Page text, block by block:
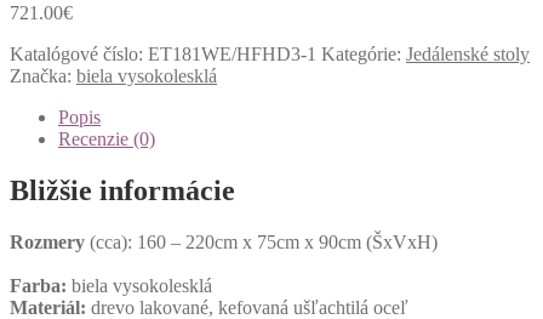
721.00€
Katalógové číslo: ET181WE/HFHD3-1 Kategórie: Jedálenské stoly
Značka: biela vysokolesklá
Popis
Recenzie (0)
Bližšie informácie
Rozmery (cca): 160 – 220cm x 75cm x 90cm (ŠxVxH)
Farba: biela vysokolesklá
Materiál: drevo lakované, kefovaná ušľachtilá oceľ